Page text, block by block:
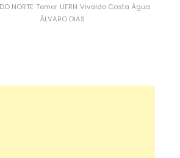
NORTE Temer UFRN Vivaldo Costa Água
ÁLVARO DIAS